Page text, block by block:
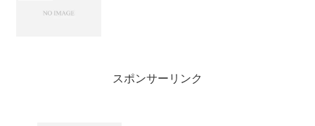
スポンサーリンク